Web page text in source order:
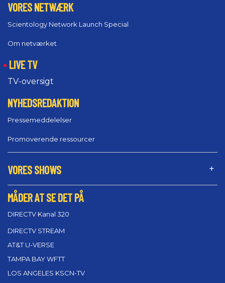
VORES NETWÆRK
Scientology Network Launch Special
Om netværket
LIVE TV
TV-oversigt
NYHEDSREDAKTION
Pressemeddelelser
Promoverende ressourcer
VORES SHOWS
MÅDER AT SE DET PÅ
DIRECTV Kanal 320
DIRECTV STREAM
AT&T U-VERSE
TAMPA BAY WFTT
LOS ANGELES KSCN-TV